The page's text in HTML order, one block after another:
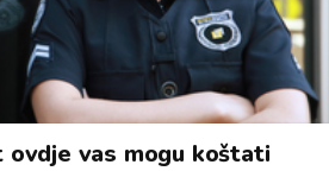
vas mogu koštati